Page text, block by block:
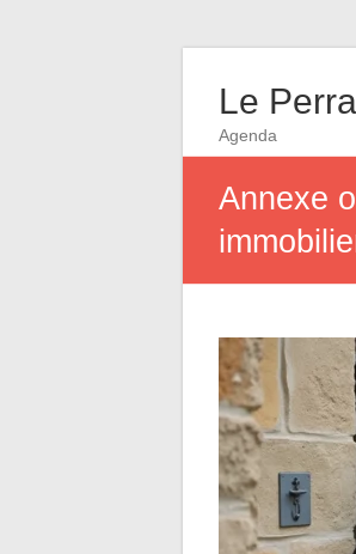
Le
Agenda
Annexe